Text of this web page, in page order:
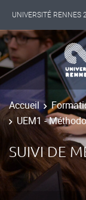
UNIVERSITÉ RENNES
INTERNATIONAL
LES NOUVELLES DE
Accueil
UEM1 -
SUIVI DE